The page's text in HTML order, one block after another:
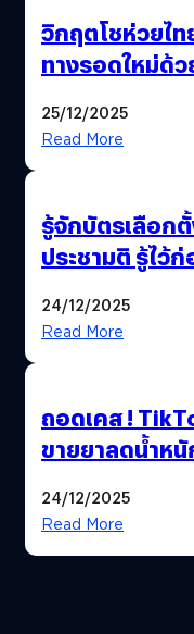
วิกฤตโชห่วยไท
ทางรอดใหม่ด้
25/12/2025
Read More
รู้จักบัตรเลือก
ประชามติ รู้ไว้
24/12/2025
Read More
ถอดเคส !
ขายยาลดน้ำห
24/12/2025
Read More